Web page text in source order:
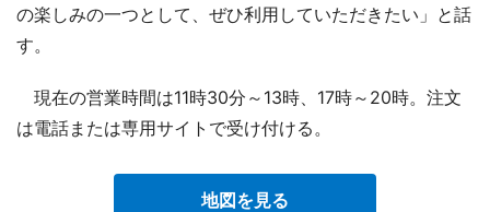
の楽しみの一つとして、ぜひ利用していただきたい」と話
す。
現在の営業時間は11時30分～13時、17時～20時。注文
は電話または専用サイトで受け付ける。
地図を見る